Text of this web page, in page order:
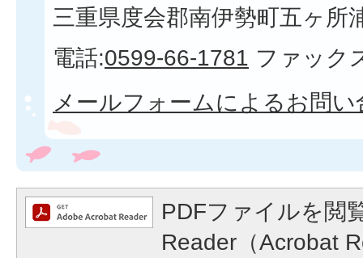
三重県度会郡南伊勢町五ヶ所
電話:0599-66-1781 ファック
メールフォームによるお問い
PDFファイルを閲
Reader（Acrobat